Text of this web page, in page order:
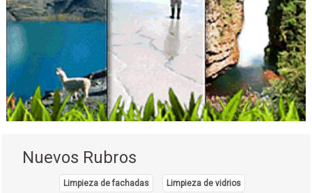
Inmobiliarias
Adornos
Artesanías
Adornos para el hogar
Chompas
Mochilas
Prendas de Vestir
Regalos y Adornos
Ropa para Caballeros
Nuevos Rubros
Limpieza de fachadas Limpieza de vidrios